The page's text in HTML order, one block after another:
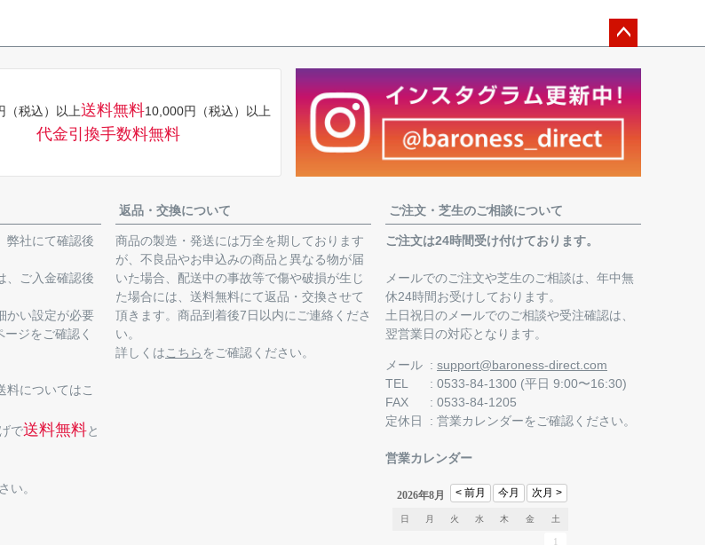
ップ
（税込）以上送料無料10,000円（税込）以上
代金引換手数料無料
弊社にて確認後
、ご入金確認後
かい設定が必要
ジをご確認く
料についてはこ
で送料無料と
い。
返品・交換について
商品の製造・発送には万全を期しております
が、不良品やお申込みの商品と異なる物が届
いた場合、配送中の事故等で傷や破損が生じ
た場合には、送料無料にて返品・交換させて
頂きます。商品到着後7日以内にご連絡くださ
い。
詳しくは こちら をご確認ください。
ご注文・芝生のご相談について
ご注文は24時間受け付けております。
メールでのご注文や芝生のご相談は、年中無
休24時間お受けしております。
土日祝日のメールでのご相談や受注確認は、
翌営業日の対応となります。
メール
support@baroness-direct.com
TEL
0533-84-1300 (平日 9:00〜16:30)
FAX
0533-84-1205
定休日
営業カレンダーをご確認ください。
営業カレンダー